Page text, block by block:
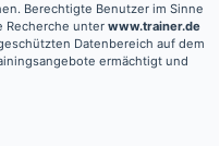
Berechtigte Benutzer im Sinne
Recherche unter www.trainer.de
Datenbereich auf dem
ermächtigt und